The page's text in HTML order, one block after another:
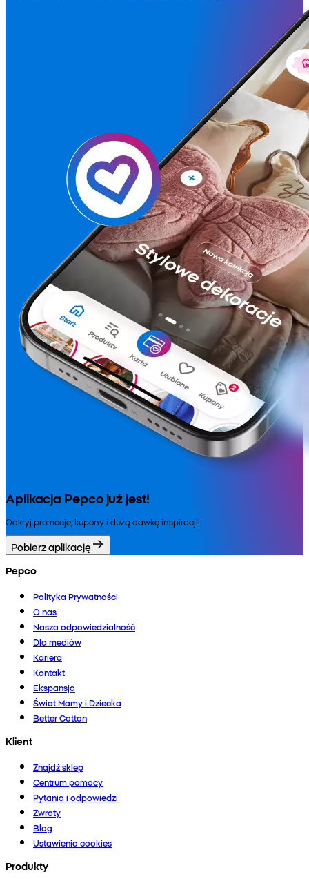
Aplikacja Pepco już jest!
Odkryj promocje, kupony i dużą dawkę inspiracji!
Pobierz aplikację
Pepco
Polityka Prywatności
O nas
Nasza odpowiedzialność
Dla mediów
Kariera
Kontakt
Ekspansja
Świat Mamy i Dziecka
Better Cotton
Klient
Znajdź sklep
Centrum pomocy
Pytania i odpowiedzi
Zwroty
Blog
Ustawienia cookies
Produkty